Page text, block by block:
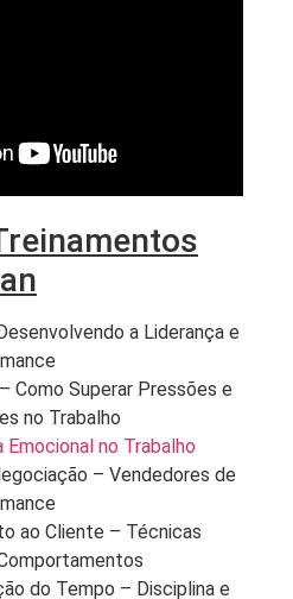
a Liderança e
Como Superar Pressões e
no Trabalho
no Trabalho
– Vendedores de
ao Cliente – Técnicas
do Tempo – Disciplina e